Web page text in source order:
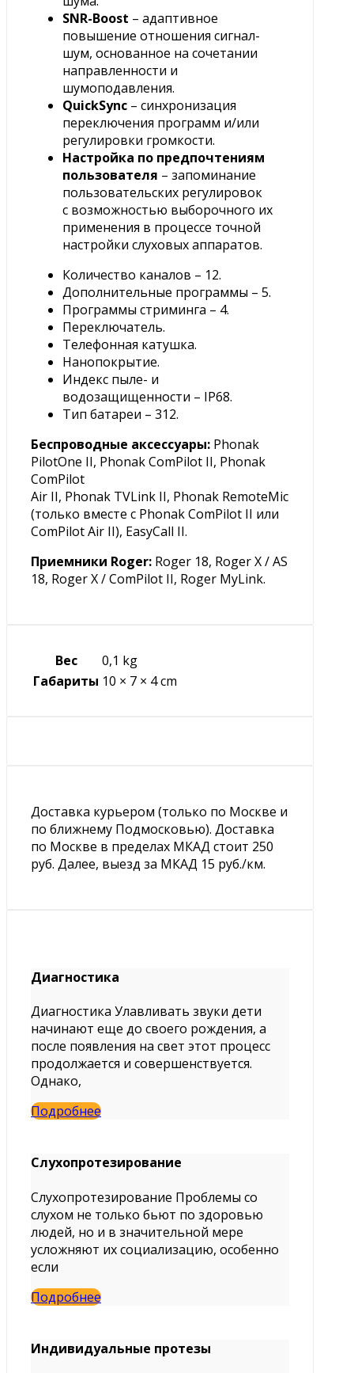
SNR-Boost – адаптивное
повышение отношения сигнал-
шум, основанное на сочетании
направленности и
шумоподавления.
QuickSync – синхронизация
переключения программ и/или
регулировки громкости.
Настройка по предпочтениям
пользователя – запоминание
пользовательских регулировок
с возможностью выборочного их
применения в процессе точной
настройки слуховых аппаратов.
Количество каналов – 12.
Дополнительные программы – 5.
Программы стриминга – 4.
Переключатель.
Телефонная катушка.
Нанопокрытие.
Индекс пыле- и
водозащищенности – IP68.
Тип батареи – 312.
Беспроводные аксессуары: Phonak
PilotOne II, Phonak ComPilot II, Phonak
ComPilot
Air II, Phonak TVLink II, Phonak RemoteMic
(только вместе с Phonak ComPilot II или
ComPilot Air II), EasyCall II.
Приемники Roger: Roger 18, Roger X / AS
18, Roger X / ComPilot II, Roger MyLink.
Вес
0,1 kg
Габариты 10 × 7 × 4 cm
Доставка курьером (только по Москве и
по ближнему Подмосковью). Доставка
по Москве в пределах МКАД стоит 250
руб. Далее, выезд за МКАД 15 руб./км.
Диагностика
Диагностика Улавливать звуки дети
начинают еще до своего рождения, а
после появления на свет этот процесс
продолжается и совершенствуется.
Однако,
Подробнее
Слухопротезирование
Слухопротезирование Проблемы со
слухом не только бьют по здоровью
людей, но и в значительной мере
усложняют их социализацию, особенно
если
Подробнее
Индивидуальные протезы